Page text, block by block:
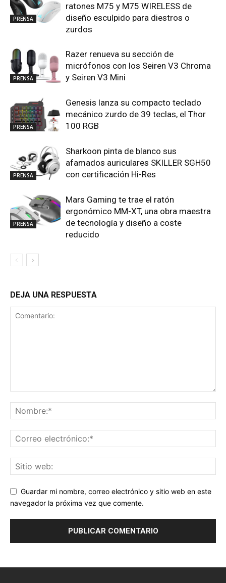
PRENSA
ratones M75 y M75 WIRELESS de
diseño esculpido para diestros o
zurdos
PRENSA
Razer renueva su sección de
micrófonos con los Seiren V3 Chroma
y Seiren V3 Mini
PRENSA
Genesis lanza su compacto teclado
mecánico zurdo de 39 teclas, el Thor
100 RGB
PRENSA
Sharkoon pinta de blanco sus
afamados auriculares SKILLER SGH50
con certificación Hi-Res
PRENSA
Mars Gaming te trae el ratón
ergonómico MM-XT, una obra maestra
de tecnología y diseño a coste
reducido
DEJA UNA RESPUESTA
Guardar mi nombre, correo electrónico y sitio web en este
navegador la próxima vez que comente.